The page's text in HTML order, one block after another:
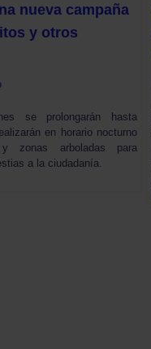
nueva campaña
y otros
se prolongarán hasta
en horario nocturno
zonas arboladas para
a la ciudadanía.